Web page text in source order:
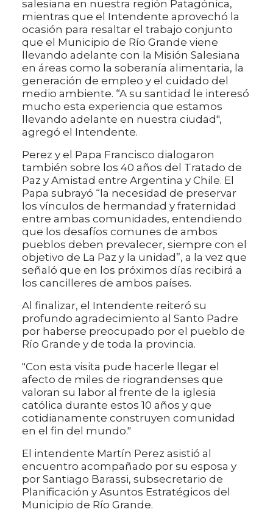
salesiana en nuestra región Patagónica,
mientras que el Intendente aprovechó la
ocasión para resaltar el trabajo conjunto
que el Municipio de Río Grande viene
llevando adelante con la Misión Salesiana
en áreas como la soberanía alimentaria, la
generación de empleo y el cuidado del
medio ambiente. “A su santidad le interesó
mucho esta experiencia que estamos
llevando adelante en nuestra ciudad",
agregó el Intendente.
Perez y el Papa Francisco dialogaron
también sobre los 40 años del Tratado de
Paz y Amistad entre Argentina y Chile. El
Papa subrayó “la necesidad de preservar
los vínculos de hermandad y fraternidad
entre ambas comunidades, entendiendo
que los desafíos comunes de ambos
pueblos deben prevalecer, siempre con el
objetivo de La Paz y la unidad”, a la vez que
señaló que en los próximos días recibirá a
los cancilleres de ambos países.
Al finalizar, el Intendente reiteró su
profundo agradecimiento al Santo Padre
por haberse preocupado por el pueblo de
Río Grande y de toda la provincia.
"Con esta visita pude hacerle llegar el
afecto de miles de riograndenses que
valoran su labor al frente de la iglesia
católica durante estos 10 años y que
cotidianamente construyen comunidad
en el fin del mundo."
El intendente Martín Perez asistió al
encuentro acompañado por su esposa y
por Santiago Barassi, subsecretario de
Planificación y Asuntos Estratégicos del
Municipio de Río Grande.